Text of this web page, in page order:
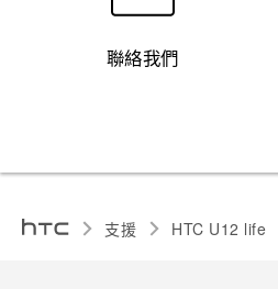
聯絡我們
支援 HTC U12 life‎